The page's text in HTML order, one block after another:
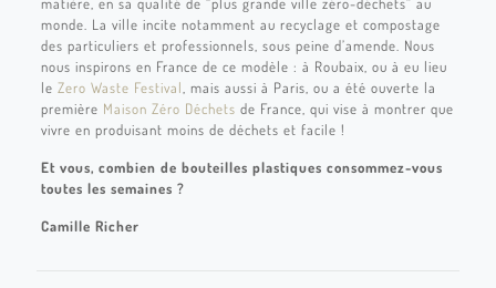
monde. La ville incite notamment au recyclage et compostage
des particuliers et professionnels, sous peine d’amende. Nous
nous inspirons en France de ce modèle : à Roubaix, ou à eu lieu
le Zero Waste Festival , mais aussi à Paris, ou a été ouverte la
première Maison Zéro Déchets de France, qui vise à montrer que
vivre en produisant moins de déchets et facile !
Et vous, combien de bouteilles plastiques consommez-vous
toutes les semaines ?
Camille Richer